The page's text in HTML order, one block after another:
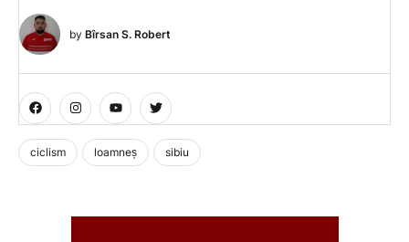
by Bîrsan S. Robert
ciclism loamneș sibiu